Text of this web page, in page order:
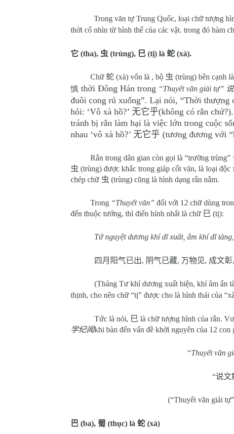
Trong văn tự Trung Quốc, loại chữ tượng
thời cổ nhìn từ hình thể của các vật. trong đó hàm
它 (tha), 虫 (trùng), 巳 (tị) là 蛇 (xà).
Chữ 蛇 (xà) vốn là , bộ 虫 (trùng) bên cạnh
慎 thời Đông Hán trong “Thuyết văn giải tự”
đuôi cong rủ xuống”. Lại nói, “Thời thượng
hỏi: ‘Vô xà hồ?’ 无它乎(không có rắn
tránh bị rắn làm hại là việc lớn trong cuộc
nhau ‘vô xà hồ?’ 无它乎 (tương đương với
Rắn trong dân gian còn gọi là “trường trùng”
虫 (trùng) được khắc trong giáp cốt văn, là loại
chép chữ 虫 (trùng) cũng là hình dạng rắn nằm.
Trong “Thuyết văn” đối với 12 chữ dùng
đến thuộc tướng, thì điển hính nhất là chữ 巳 (tị):
Tứ nguyệt dương khí dĩ xuất, âm khí dĩ
四月阳气已出, 阴气已藏, 万物见, 成文彰,
(Tháng Tư khí dương xuất hiện, khí âm ẩn
thịnh, cho nên chữ “tị” được cho là hình thái của
Tức là nói, 巳 là chữ tượng hình của rắn.
学纪闻khi bàn đến vấn đề khời nguyên của 12 con
“Thuyết văn
“说文
(“Thuyết văn giải
巴 (ba), 蜀 (thục) là 蛇 (xà)